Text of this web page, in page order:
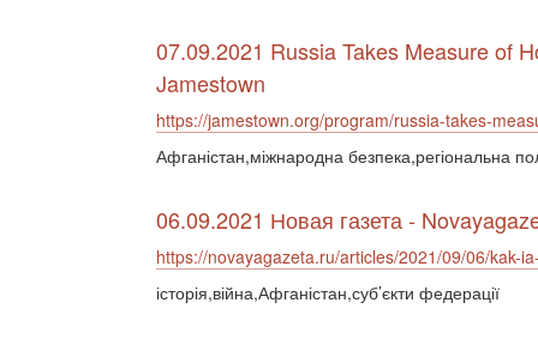
07.09.2021 Russia Takes Measure of
Jamestown
https://jamestown.org/program/russia-takes-
Афганістан,міжнародна безпека,регіональна
06.09.2021 Новая газета -
https://novayagazeta.ru/articles/2021/09/06/kak-
історія,війна,Афганістан,суб’єкти федерації